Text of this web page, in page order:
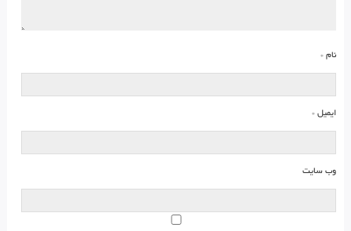
نام *
ایمیل *
وب‌ سایت